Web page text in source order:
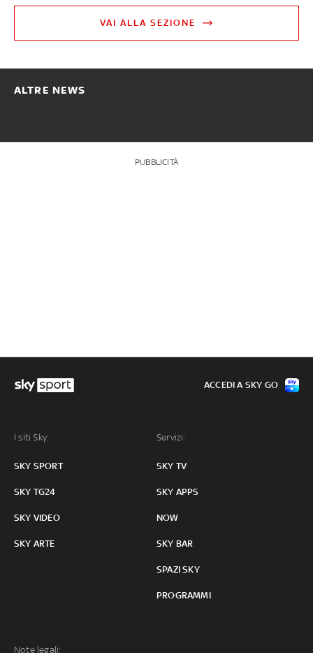
VAI ALLA SEZIONE
ALTRE NEWS
PUBBLICITÀ
I siti Sky:
SKY SPORT
SKY TG24
SKY VIDEO
SKY ARTE
Servizi:
SKY TV
SKY APPS
NOW
SKY BAR
SPAZI SKY
PROGRAMMI
Note legali:
ACCEDI A SKY GO